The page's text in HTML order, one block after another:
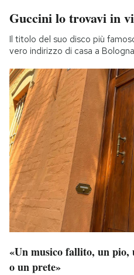
Guccini lo trovavi in
Il titolo del suo disco più
vero indirizzo di casa a
«Un musico fallito, un
o un prete»